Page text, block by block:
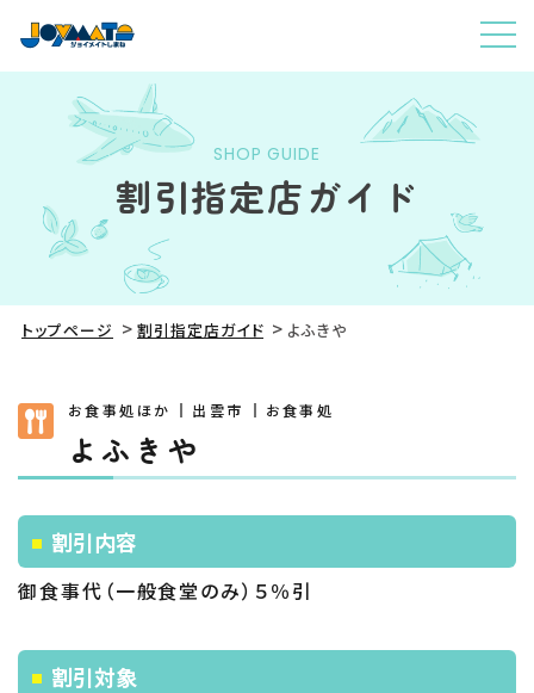
SHOP GUIDE
割引指定店ガイド
トップページ 割引指定店ガイド よふきや
お食事処ほか 出雲市 お食事処
よふきや
割引内容
御食事代（一般食堂のみ）５％引
割引対象